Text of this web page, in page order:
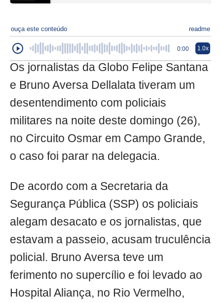
ouça este conteúdo readme
0:00 1.0x
Os jornalistas da Globo Felipe Santana
e Bruno Aversa Dellalata tiveram um
desentendimento com policiais
militares na noite deste domingo (26),
no Circuito Osmar em Campo Grande,
o caso foi parar na delegacia.
De acordo com a Secretaria da
Segurança Pública (SSP) os policiais
alegam desacato e os jornalistas, que
estavam a passeio, acusam truculência
policial. Bruno Aversa teve um
ferimento no supercílio e foi levado ao
Hospital Aliança, no Rio Vermelho,